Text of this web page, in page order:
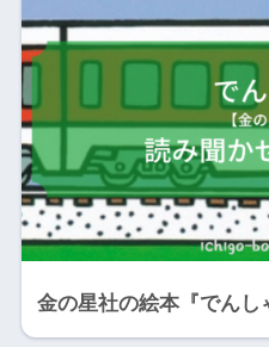
金の星社の絵本『でんし